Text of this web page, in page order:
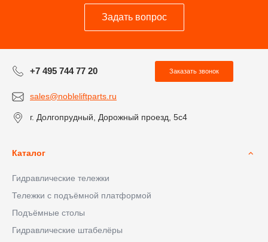
Задать вопрос
+7 495 744 77 20 Заказать звонок
sales@nobleliftparts.ru
г. Долгопрудный, Дорожный проезд, 5с4
Каталог
Гидравлические тележки
Тележки с подъёмной платформой
Подъёмные столы
Гидравлические штабелёры